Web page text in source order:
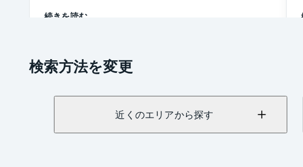
続きを読む
検索方法を変更
近くのエリアから探す